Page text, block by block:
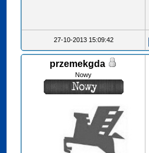
27-10-2013 15:09:42
przemekgda
Nowy